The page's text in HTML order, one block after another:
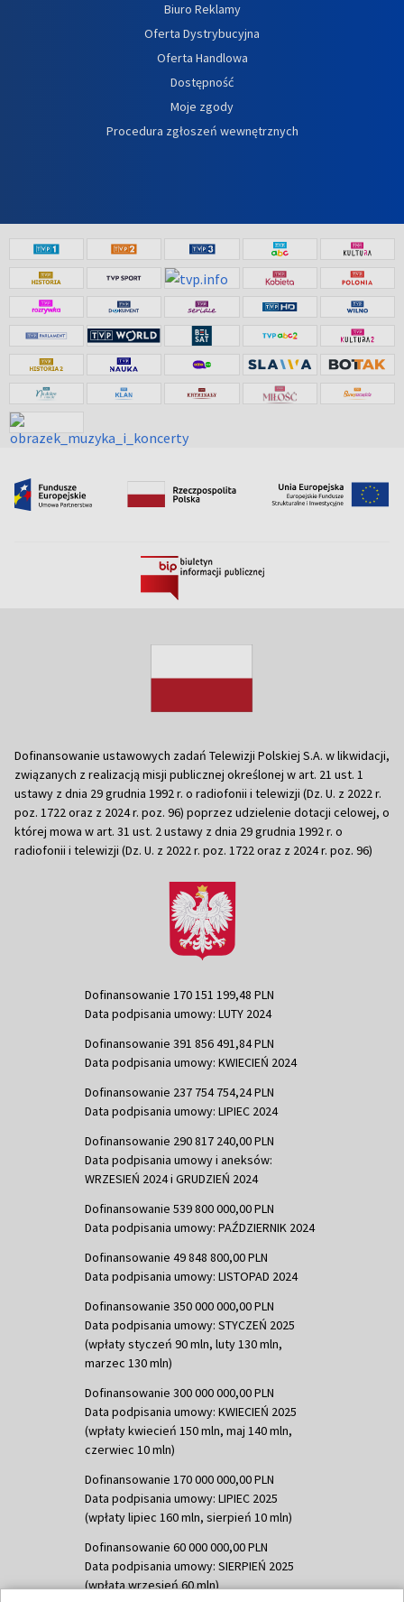
Biuro Reklamy
Oferta Dystrybucyjna
Oferta Handlowa
Dostępność
Moje zgody
Procedura zgłoszeń wewnętrznych
Dofinansowanie ustawowych zadań Telewizji Polskiej S.A. w likwidacji,
związanych z realizacją misji publicznej określonej w art. 21 ust. 1
ustawy z dnia 29 grudnia 1992 r. o radiofonii i telewizji (Dz. U. z 2022 r.
poz. 1722 oraz z 2024 r. poz. 96) poprzez udzielenie dotacji celowej, o
której mowa w art. 31 ust. 2 ustawy z dnia 29 grudnia 1992 r. o
radiofonii i telewizji (Dz. U. z 2022 r. poz. 1722 oraz z 2024 r. poz. 96)
Dofinansowanie 170 151 199,48 PLN
Data podpisania umowy: LUTY 2024
Dofinansowanie 391 856 491,84 PLN
Data podpisania umowy: KWIECIEŃ 2024
Dofinansowanie 237 754 754,24 PLN
Data podpisania umowy: LIPIEC 2024
Dofinansowanie 290 817 240,00 PLN
Data podpisania umowy i aneksów:
WRZESIEŃ 2024 i GRUDZIEŃ 2024
Dofinansowanie 539 800 000,00 PLN
Data podpisania umowy: PAŹDZIERNIK 2024
Dofinansowanie 49 848 800,00 PLN
Data podpisania umowy: LISTOPAD 2024
Dofinansowanie 350 000 000,00 PLN
Data podpisania umowy: STYCZEŃ 2025
(wpłaty styczeń 90 mln, luty 130 mln,
marzec 130 mln)
Dofinansowanie 300 000 000,00 PLN
Data podpisania umowy: KWIECIEŃ 2025
(wpłaty kwiecień 150 mln, maj 140 mln,
czerwiec 10 mln)
Dofinansowanie 170 000 000,00 PLN
Data podpisania umowy: LIPIEC 2025
(wpłaty lipiec 160 mln, sierpień 10 mln)
Dofinansowanie 60 000 000,00 PLN
Data podpisania umowy: SIERPIEŃ 2025
(wpłata wrzesień 60 mln)